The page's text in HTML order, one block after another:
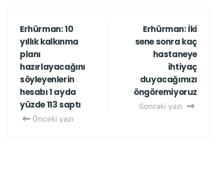
Erhürman: 10
yıllık kalkınma
planı
hazırlayacağını
söyleyenlerin
hesabı 1 ayda
yüzde 113 saptı
Önceki yazı
Erhürman: İki
sene sonra kaç
hastaneye
ihtiyaç
duyacağımızı
öngöremiyoruz
Sonraki yazı